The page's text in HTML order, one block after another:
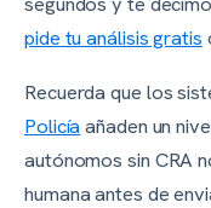
pide tu análisis gratis
Recuerda que los
Policíaañaden un
autónomos sin CRA
humana antes de